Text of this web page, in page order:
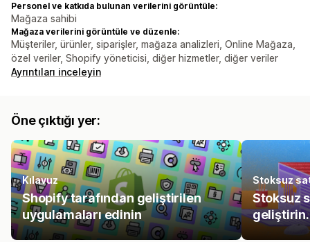
Personel ve katkıda bulunan verilerini görüntüle:
Mağaza sahibi
Mağaza verilerini görüntüle ve düzenle:
Müşteriler, ürünler, siparişler, mağaza analizleri, Online Mağaza,
özel veriler, Shopify yöneticisi, diğer hizmetler, diğer veriler
Ayrıntıları inceleyin
Öne çıktığı yer:
Kılavuz
Shopify tarafından geliştirilen
uygulamaları edinin
Stoksuz
Stoksuz
geliştirin.